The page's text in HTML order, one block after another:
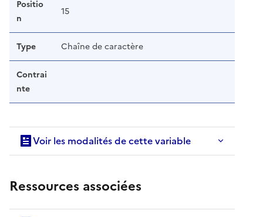
Positio
n
15
Type Chaîne de caractère
Contrai
nte
Voir les modalités de cette variable
Ressources associées